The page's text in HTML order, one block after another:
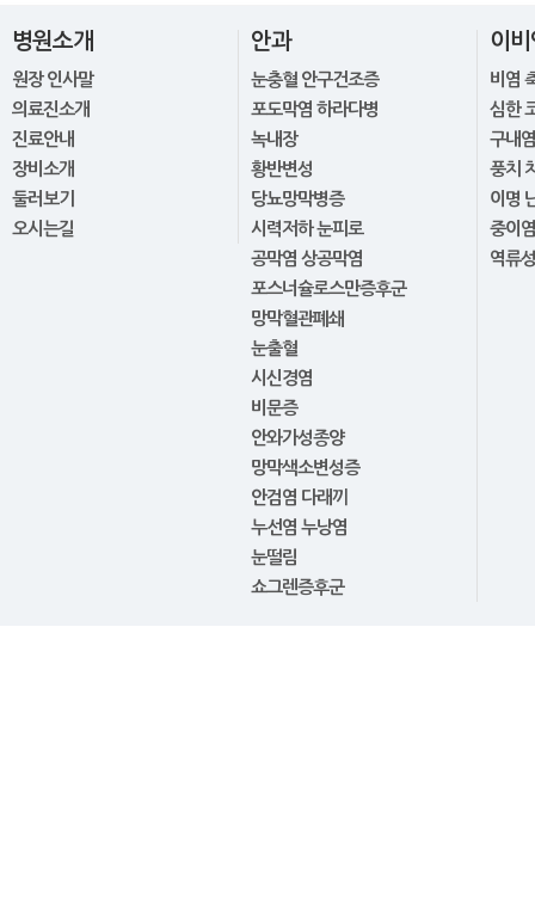
병원소개
원장 인사말
의료진소개
진료안내
장비소개
둘러보기
오시는길
안과
눈충혈 안구건조증
포도막염 하라다병
녹내장
황반변성
당뇨망막병증
시력저하 눈피로
공막염 상공막염
포스너슐로스만증후군
망막혈관폐쇄
눈출혈
시신경염
비문증
안와가성종양
망막색소변성증
안검염 다래끼
누선염 누낭염
눈떨림
쇼그렌증후군
이
비염
심한
구내
풍치
이명
중이염
역류